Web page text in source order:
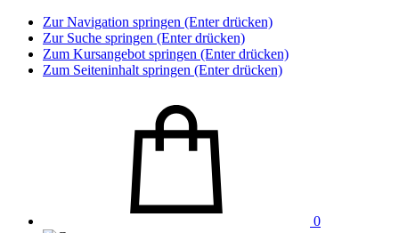
Zur Navigation springen (Enter drücken)
Zur Suche springen (Enter drücken)
Zum Kursangebot springen (Enter drücken)
Zum Seiteninhalt springen (Enter drücken)
0